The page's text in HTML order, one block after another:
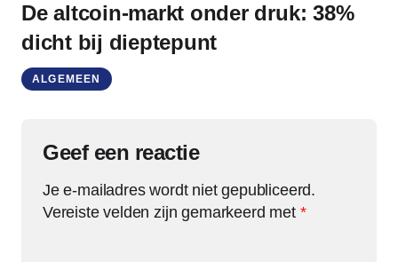
De altcoin-markt onder druk: 38%
dicht bij dieptepunt
ALGEMEEN
Geef een reactie
Je e-mailadres wordt niet gepubliceerd.
Vereiste velden zijn gemarkeerd met *